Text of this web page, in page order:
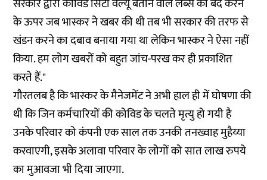
सरकार द्वारा कोविड सिटी वैल्यू बताने वाले लैब्स को बंद करने
के ऊपर जब भास्कर ने खबर की थी तब भी सरकार की तरफ से
खंडन करने का दबाव बनाया गया था लेकिन भास्कर ने ऐसा नहीं
किया. हम लोग खबरों को बहुत जांच-परख कर ही प्रकाशित
करते हैं."
गौरतलब है कि भास्कर के मैनेजमेंट ने अभी हाल ही में घोषणा की
थी कि जिन कर्मचारियों की कोविड के चलते मृत्यु हो गयी है
उनके परिवार को कंपनी एक साल तक उनकी तनख्वाह मुहैय्या
करवाएगी, इसके अलावा परिवार के लोगों को सात लाख रुपये
का मुआवजा भी दिया जाएगा.